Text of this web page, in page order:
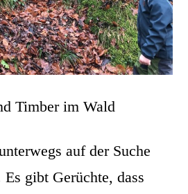
auf der Suche
gibt Gerüchte, dass